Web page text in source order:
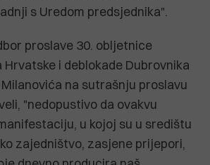
s Uredom predsjednika".
proslave 30. obljetnice
i deblokade Dubrovnika
na sutrašnju proslavu
"nedopustivo da ovakvu
u kojoj su u središtu
zajedništvo, zasjene prijepori,